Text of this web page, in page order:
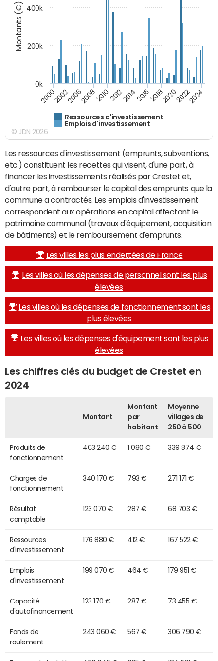
Montants (€)
Ressources d'investissement
Emplois d'investissement
200020022006200820102012201420162018202020222024
0k
200k
400k
© JDN 2026
Les ressources d'investissement (emprunts, subventions,
etc.) constituent les recettes qui visent, d'une part, à
financer les investissements réalisés par Crestet et,
d'autre part, à rembourser le capital des emprunts que la
commune a contractés. Les emplois d'investissement
correspondent aux opérations en capital affectant le
patrimoine communal (travaux d'équipement, acquisition
de bâtiments) et le remboursement d'emprunts.
Les villes les plus endettées de France
Les villes où les dépenses de personnel sont les plus
élevées
Les villes où les dépenses de fonctionnement sont les
plus élevées
Les villes où les dépenses d'équipement sont les plus
élevées
Les chiffres clés du budget de Crestet en
2024
Montant
Montant
par
habitant
Moyenne
villages de
250 à 500
Produits de
fonctionnement
463 240 € 1 080 € 339 874 €
Charges de
fonctionnement
340 170 € 793 € 271 171 €
Résultat
comptable
123 070 € 287 € 68 703 €
Ressources
d'investissement
176 880 € 412 € 167 522 €
Emplois
d'investissement
199 070 € 464 € 179 951 €
Capacité
d'autofinancement
123 170 € 287 € 73 455 €
Fonds de
roulement
243 060 € 567 € 306 790 €